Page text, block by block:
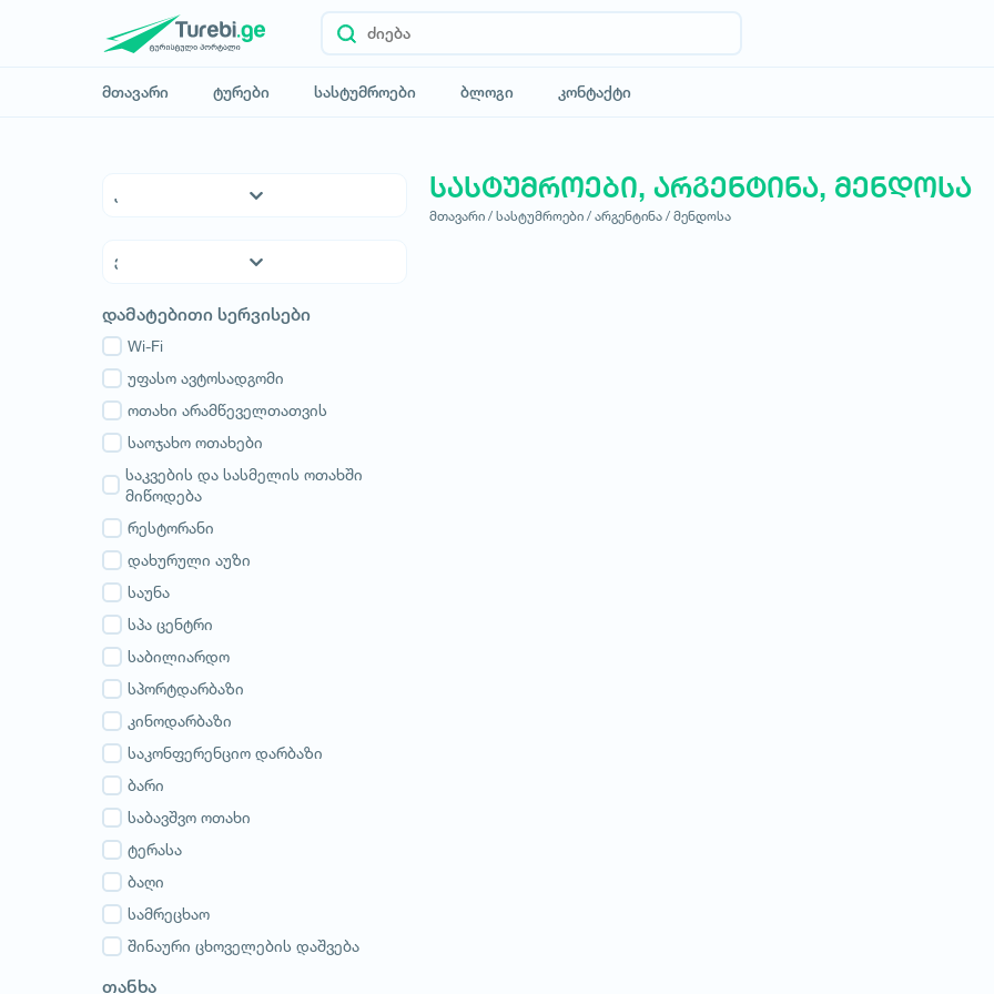
მთავარი ტურები სასტუმროები ბლოგი კონტაქტი
4* სასტუმროები
ჰოსტელები
საოჯახო სასტუმროები
აპარტამენტები
კოტეჯები
კახეთი
თბილისი
მცხეთა-მთიანეთი
შიდა ქართლი
სამცხე-ჯავახეთი
იმერეთი
გურია
სამეგრელო
სვანეთი
რაჭა-ლეჩხუმი
აჭარა
დამატებითი სერვისები
Wi-Fi
უფასო ავტოსადგომი
ოთახი არამწეველთათვის
საოჯახო ოთახები
საკვების და სასმელის ოთახში
მიწოდება
რესტორანი
დახურული აუზი
საუნა
სპა ცენტრი
საბილიარდო
სპორტდარბაზი
კინოდარბაზი
საკონფერენციო დარბაზი
ბარი
საბავშვო ოთახი
ტერასა
ბაღი
სამრეცხაო
შინაური ცხოველების დაშვება
თანხა
სასტუმროები, არგენტინა, მენდოსა
მთავარი / სასტუმროები / არგენტინა / მენდოსა